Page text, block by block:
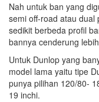
Nah untuk ban yang
semi off-road atau dual
sedikit berbeda profil
bannya cenderung
Untuk Dunlop yang
model lama yaitu tipe
punya pilihan 120/80-
19 inchi.